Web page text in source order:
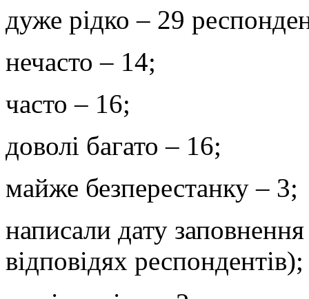
дуже рідко – 29
нечасто – 14;
часто – 16;
доволі багато – 16;
майже безперестанку – 3;
написали дату
відповідях респондентів);